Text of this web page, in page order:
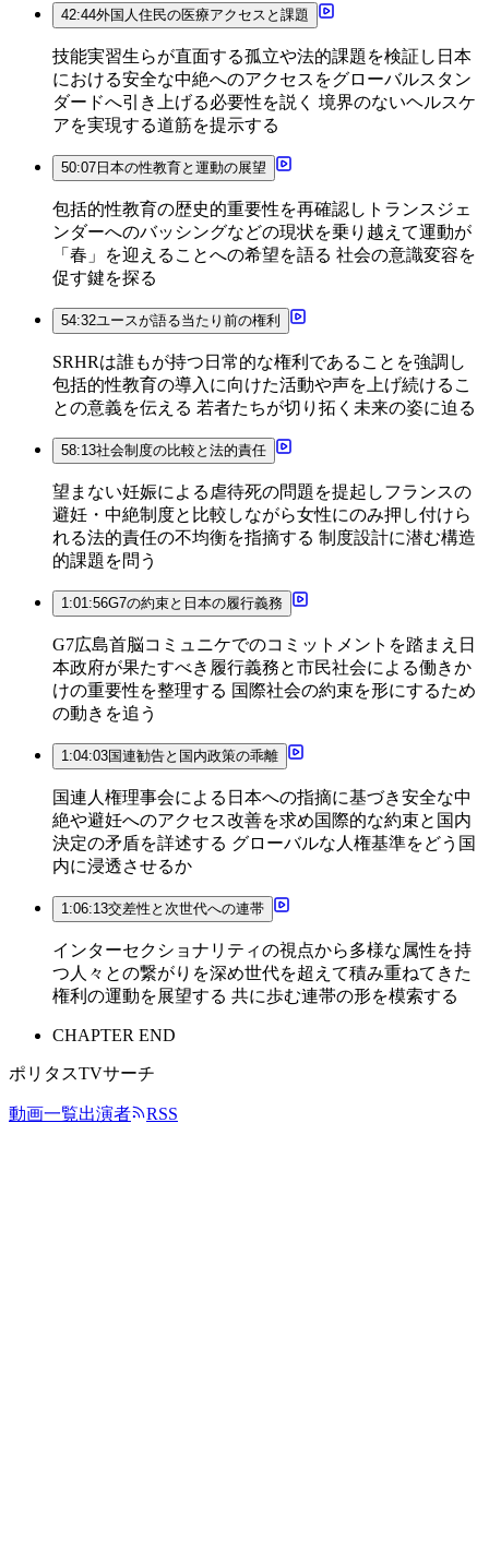
42:44外国人住民の医療アクセスと課題
技能実習生らが直面する孤立や法的課題を検証し日本
における安全な中絶へのアクセスをグローバルスタン
ダードへ引き上げる必要性を説く 境界のないヘルスケ
アを実現する道筋を提示する
50:07日本の性教育と運動の展望
包括的性教育の歴史的重要性を再確認しトランスジェ
ンダーへのバッシングなどの現状を乗り越えて運動が
「春」を迎えることへの希望を語る 社会の意識変容を
促す鍵を探る
54:32ユースが語る当たり前の権利
SRHRは誰もが持つ日常的な権利であることを強調し
包括的性教育の導入に向けた活動や声を上げ続けるこ
との意義を伝える 若者たちが切り拓く未来の姿に迫る
58:13社会制度の比較と法的責任
望まない妊娠による虐待死の問題を提起しフランスの
避妊・中絶制度と比較しながら女性にのみ押し付けら
れる法的責任の不均衡を指摘する 制度設計に潜む構造
的課題を問う
1:01:56G7の約束と日本の履行義務
G7広島首脳コミュニケでのコミットメントを踏まえ日
本政府が果たすべき履行義務と市民社会による働きか
けの重要性を整理する 国際社会の約束を形にするため
の動きを追う
1:04:03国連勧告と国内政策の乖離
国連人権理事会による日本への指摘に基づき安全な中
絶や避妊へのアクセス改善を求め国際的な約束と国内
決定の矛盾を詳述する グローバルな人権基準をどう国
内に浸透させるか
1:06:13交差性と次世代への連帯
インターセクショナリティの視点から多様な属性を持
つ人々との繋がりを深め世代を超えて積み重ねてきた
権利の運動を展望する 共に歩む連帯の形を模索する
CHAPTER END
ポリタスTVサーチ
動画一覧出演者 RSS